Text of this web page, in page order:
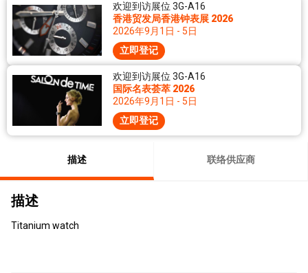
欢迎到访展位 3G-A16
香港贸发局香港钟表展 2026
2026年9月1日 - 5日
立即登记
欢迎到访展位 3G-A16
国际名表荟萃 2026
2026年9月1日 - 5日
立即登记
描述 联络供应商
描述
Titanium watch